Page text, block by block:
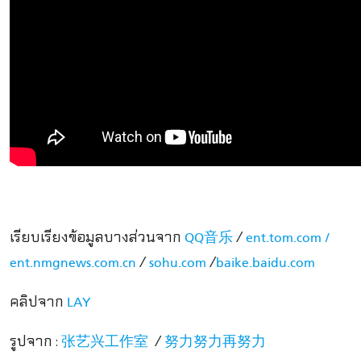
เรียบเรียงข้อมูลบางส่วนจาก QQ音乐/ent.tom.com /
ent.nmgnews.com.cn /sohu.com /baike.baidu.com
คลิปจาก LAY
รูปจาก : 张艺兴工作室 /努力努力再努力